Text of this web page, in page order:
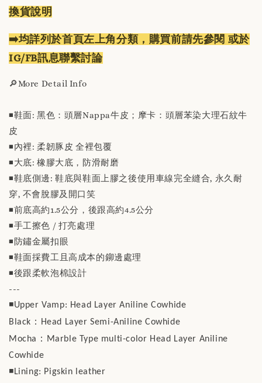
換貨說明
➡️均詳列於首頁左上角分類，購買前請先參閱 或於
IG/FB訊息聯繫討論
🔎More Detail Info
◾️鞋面: 黑色：頭層Nappa牛皮；摩卡：頭層苯染大理石紋牛
皮
◾️內裡: 柔韌豚皮 全裡包覆
◾️大底: 橡膠大底，防滑耐磨
◾️鞋底側邊: 鞋底與鞋面上膠之後使用車線完全縫合, 永久耐
穿, 不會脫膠及開口笑
◾️前底高約1.5公分，後跟高約4.5公分
◾️手工擦色 / 打亮處理
◾️防鏽金屬扣眼
◾️鞋面採費工且高成本的鉚邊處理
◾️後跟柔軟泡棉設計
---
◾️Upper Vamp: Head Layer Aniline Cowhide
Black ： Head Layer Semi-Aniline Cowhide
Mocha ： Marble Type multi-color Head Layer Aniline
Cowhide
◾️Lining: Pigskin leather